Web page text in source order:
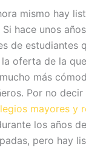
mismo hay
hace unos
de estudiantes
oferta de la
más
Por no
mayores y
los años
pero hay